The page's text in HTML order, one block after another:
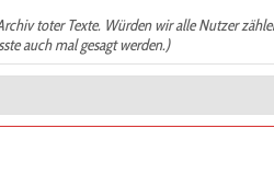
toter Texte. Würden wir alle Nutzer
auch mal gesagt werden.)